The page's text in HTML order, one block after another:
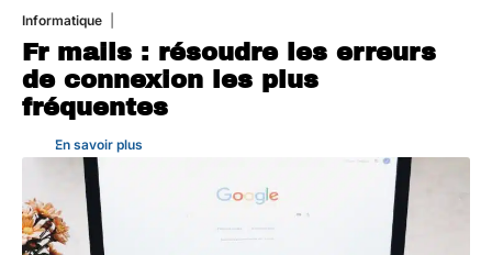
Informatique
Fr mails : résoudre les erreurs
de connexion les plus
fréquentes
En savoir plus